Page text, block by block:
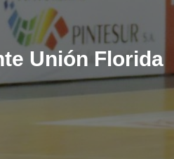
Unión Florida